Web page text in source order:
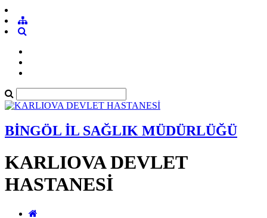
BİNGÖL İL SAĞLIK MÜDÜRLÜĞÜ
KARLIOVA DEVLET
HASTANESİ